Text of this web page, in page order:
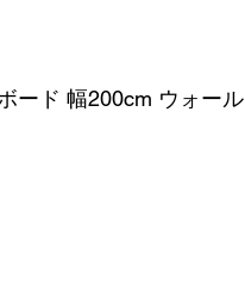
ード 幅200cm ウォール